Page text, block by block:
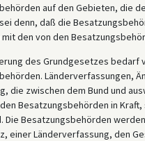
auf den Gebieten, die
denn, daß die
mit den von den
des Grundgesetzes
Länderverfassungen,
die zwischen dem Bund und
Besatzungsbehörden in
Die Besatzungsbehörden
einer Länderverfassung, den